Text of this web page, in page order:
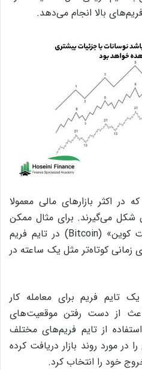
بالا انجام می‌دهد.
اکثر بازارهای مالی معمولا
می‌گیرند. برای مثال ممکن
است قیمت رمزارزی مثل «بیت کوین» (Bitcoin) در تایم فریم
کوتاه‌تر مثل یک ساعته در
تایم فریم برای معامله کار
از دست رفتن موقعیت‌های
از تایم فریم‌های مختلف
در مورد روند بازار دریافت کرده
خود را انتخاب کرد.